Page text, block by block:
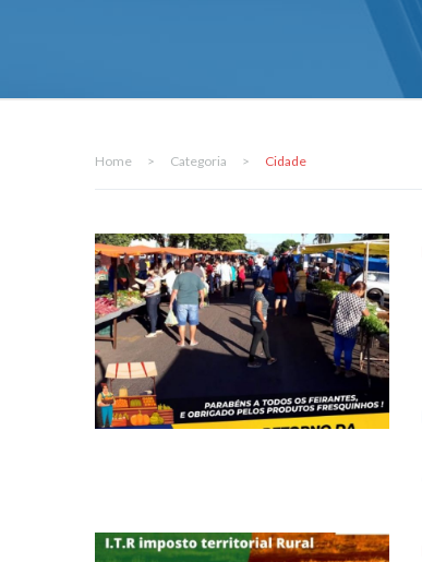
Home > Categoria > Cidade